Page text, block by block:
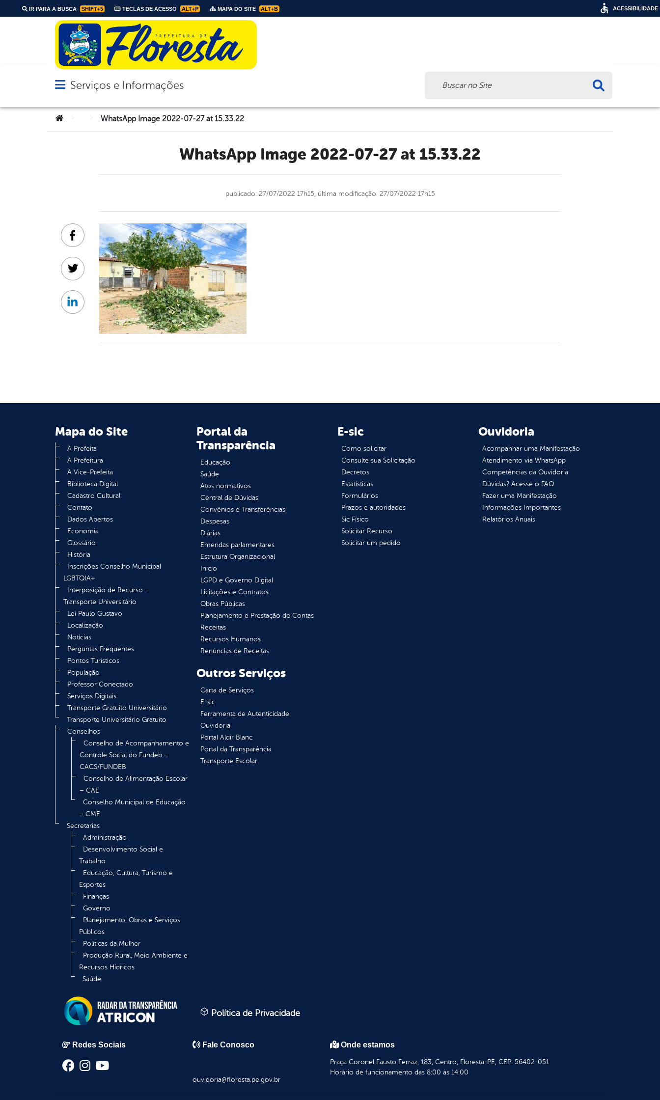
IR PARA A BUSCA SHIFT+5 TECLAS DE ACESSO ALT+P MAPA DO SITE ALT+B
Abrir menu principal de navegação
Serviços e Informações
Você está aqui:WhatsApp Image 2022-07-27 at 15.33.22
WhatsApp Image 2022-07-27 at 15.33.22
publicado: 27/07/2022 17h15, última modificação: 27/07/2022 17h15
Facebook
Twitter
Linkedin
Mapa do Site
A Prefeita
A Prefeitura
A Vice-Prefeita
Biblioteca Digital
Cadastro Cultural
Contato
Dados Abertos
Economia
Glossário
História
Inscrições Conselho Municipal
LGBTQIA+
Interposição de Recurso –
Transporte Universitário
Lei Paulo Gustavo
Localização
Notícias
Perguntas Frequentes
Pontos Turísticos
População
Professor Conectado
Serviços Digitais
Transporte Gratuito Universitário
Transporte Universitário Gratuito
Conselhos
Conselho de Acompanhamento e
Controle Social do Fundeb –
CACS/FUNDEB
Conselho de Alimentação Escolar
– CAE
Conselho Municipal de Educação
– CME
Secretarias
Administração
Desenvolvimento Social e
Trabalho
Educação, Cultura, Turismo e
Esportes
Finanças
Governo
Planejamento, Obras e Serviços
Públicos
Políticas da Mulher
Produção Rural, Meio Ambiente e
Recursos Hídricos
Saúde
Portal da
Transparência
Educação
Saúde
Atos normativos
Central de Dúvidas
Convênios e Transferências
Despesas
Diárias
Emendas parlamentares
Estrutura Organizacional
Inicio
LGPD e Governo Digital
Licitações e Contratos
Obras Públicas
Planejamento e Prestação de Contas
Receitas
Recursos Humanos
Renúncias de Receitas
E-sic
Como solicitar
Consulte sua Solicitação
Decretos
Estatísticas
Formulários
Prazos e autoridades
Sic Físico
Solicitar Recurso
Solicitar um pedido
Ouvidoria
Acompanhar uma Manifestação
Atendimento via WhatsApp
Competências da Ouvidoria
Dúvidas? Acesse o FAQ
Fazer uma Manifestação
Informações Importantes
Relatórios Anuais
Outros Serviços
Carta de Serviços
E-sic
Ferramenta de Autenticidade
Ouvidoria
Portal Aldir Blanc
Portal da Transparência
Transporte Escolar
Política de Privacidade
Redes Sociais Fale Conosco
ouvidoria@floresta.pe.gov.br
Onde estamos
Praça Coronel Fausto Ferraz, 183, Centro, Floresta-PE, CEP: 56402-051
Horário de funcionamento das 8:00 às 14:00
ACESSIBILIDADE